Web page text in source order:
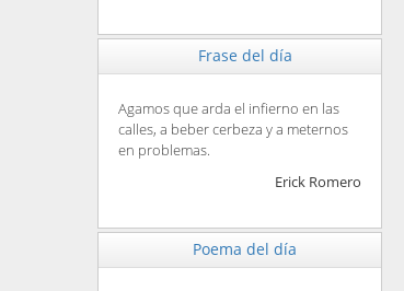
Frase del día
Agamos que arda el infierno en las
calles, a beber cerbeza y a meternos
en problemas.
Erick Romero
Poema del día